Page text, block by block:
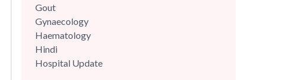
Gout
Gynaecology
Haematology
Hindi
Hospital Update